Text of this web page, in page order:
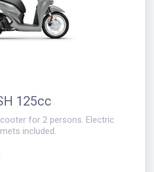
125cc
for 2 persons. Electric
included.